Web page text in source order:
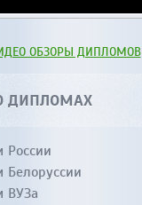
ОБЗОРЫ ДИПЛОМОВ
ДИПЛОМАХ
России
ВУЗа